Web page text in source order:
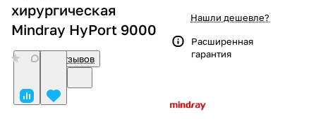
хирургическая
Mindray HyPort 9000
Нет отзывов
Нашли дешевле?
Расширенная
гарантия